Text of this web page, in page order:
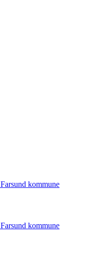
kommune
kommune